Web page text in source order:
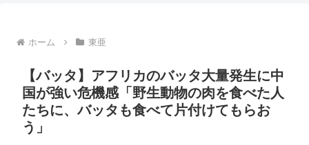
【火事場泥棒】「自衛隊員や報道カメラマンのフリをして泥棒
を…」 ...
ショートスリーパー「寝たほうがいいよ」の一言にブチギレ
www（動...
玉木氏と若手の橋本氏、一騎打ち 国民民主の代表選、9月投開
票
について...
エアコン無しワイ、死の危険
「中古」は止めておいたほうがいいもの
BYD社長「ラッコの開発に『大手から日本人の技術者を引き
抜いた』...
ホーム 東亜
【バッタ】アフリカのバッタ大量発生に中
国が強い危機感「野生動物の肉を食べた人
たちに、バッタも食べて片付けてもらお
う」